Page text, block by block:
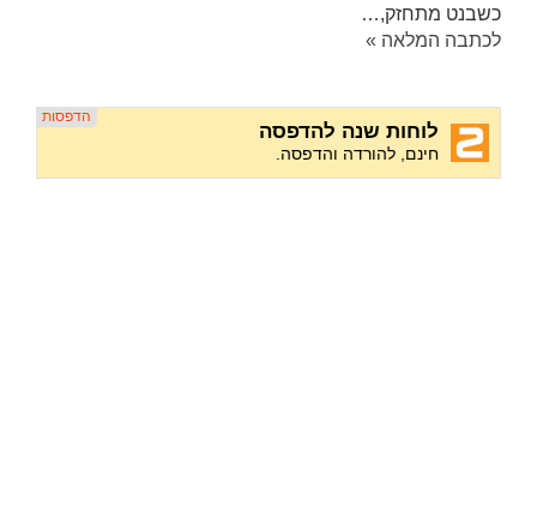
כשבנט מתחזק,…
לכתבה המלאה »